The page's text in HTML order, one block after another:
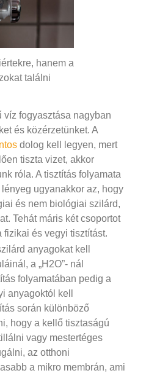
hanem a
találni
víz fogyasztása nagyban
és közérzetünket. A
dolog kell legyen, mert
tiszta vizet, akkor
róla. A tisztítás folyamata
ugyanakkor az, hogy
és nem biológiai szilárd,
Tehát máris két csoportot
fizikai és vegyi tisztítást.
anyagokat kell
a „H2O”- nál
folyamatában pedig a
anyagoktól kell
során különböző
hogy a kellő tisztaságú
vagy mestertéges
az otthoni
a mikro membrán, ami